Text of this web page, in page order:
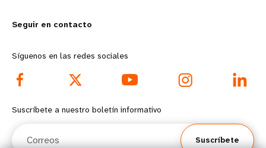
o
r
e
f
d
o
Seguir en contacto
Síguenos en las redes sociales
Suscríbete a nuestro boletín informativo
Suscríbete